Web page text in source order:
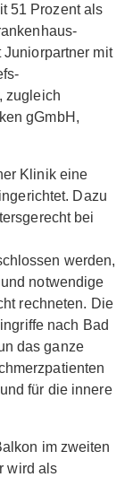
51 Prozent als
mit
zugleich
gGmbH,
Klinik eine
Dazu
bei
werden,
notwendige
rechneten. Die
nach Bad
das ganze
für die innere
im zweiten
wird als